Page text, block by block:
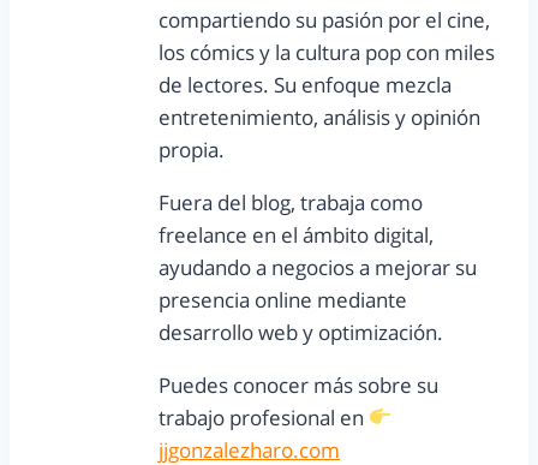
compartiendo su pasión por el cine,
los cómics y la cultura pop con miles
de lectores. Su enfoque mezcla
entretenimiento, análisis y opinión
propia.
Fuera del blog, trabaja como
freelance en el ámbito digital,
ayudando a negocios a mejorar su
presencia online mediante
desarrollo web y optimización.
Puedes conocer más sobre su
trabajo profesional en
jjgonzalezharo.com